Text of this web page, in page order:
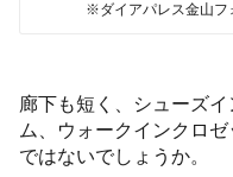
※ダイアパレス金山フ
廊下も短く、シューズ
ム、ウォークインクロ
ではないでしょうか。